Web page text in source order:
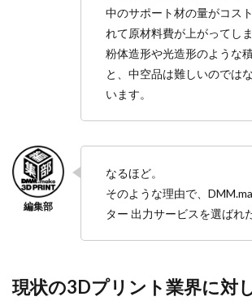
中のサポート材の量がコス
れて原材料費が上がってし
粉体造形や光造形のような
と、中空品は難しいのでは
います。
なるほど。
そのような理由で、
ター 出力サービスを選ばれ
現状の3Dプリント業界に対